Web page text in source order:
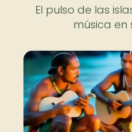
El pulso de las
música en